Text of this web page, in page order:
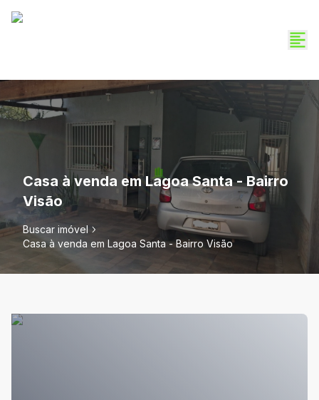
Casa à venda em Lagoa Santa - Bairro
Visão
Buscar imóvel
Casa à venda em Lagoa Santa - Bairro Visão